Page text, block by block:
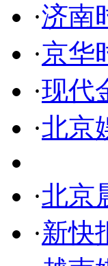
·济南
·京华
·现代
·北京
·北京
·新快